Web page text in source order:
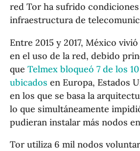
red Tor ha sufrido condiciones
infraestructura de
Entre 2015 y 2017, México
en el uso de la red, debido
queTelmex bloqueó 7 de los
ubicados en Europa, Estados
en los que se basa la
lo que simultáneamente
pudieran instalar más nodos
Tor utiliza 6 mil nodos